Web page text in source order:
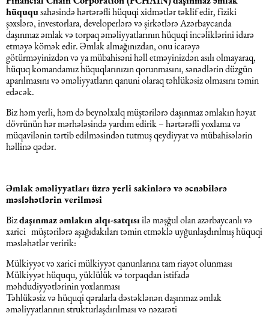
Xəbərlər
Uçotun bərpası
Məsləhət Xidmətləri
Maliyyə hesabatının beynəlxalq
standartları
Hesabatların hazırlanması
1C
Əmək hüququ
Beynəlxalq (özəl) hüquq
Azərbaycanda miqrasiya xidmətləri
Əqli mülkiyyət hüququ
Qanun, məxfilik, gizlilik və təhlükəsizlik
Məhkəmə hüququ
Hüquqi ekspertiza
Neft və qaz hüququ
İnsan Resursların uçotu
Autsorsinq və autstaffinq
Rekrutinq xidmətləri
Employer Of Record
Marketinq xidmətləri
Ticarət marketinq xidmətləri
hüququsahəsində hərtərəfli hüquqi xidmətlər təklif edir, fiziki
şəxslərə, investorlara, developerlərə və şirkətlərə Azərbaycanda
daşınmaz əmlak və torpaq əməliyyatlarının hüquqi incəliklərini idarə
etməyə kömək edir. Əmlak almağınızdan, onu icarəyə
götürməyinizdən və ya mübahisəni həll etməyinizdən asılı olmayaraq,
hüquq komandamız hüquqlarınızın qorunmasını, sənədlərin düzgün
aparılmasını və əməliyyatların qanuni olaraq təhlükəsiz olmasını təmin
edəcək.
Biz həm yerli, həm də beynəlxalq müştərilərə daşınmaz əmlakın həyat
dövrünün hər mərhələsində yardım edirik – hərtərəfli yoxlama və
müqavilənin tərtib edilməsindən tutmuş qeydiyyat və mübahisələrin
həllinə qədər.
Əmlak əməliyyatları üzrə yerli sakinlərə və əcnəbilərə
məsləhətlərin verilməsi
Bizdaşınmaz əmlakın alqı-satqısıilə məşğul olan azərbaycanlı və
xarici müştərilərə aşağıdakıları təmin etməklə uyğunlaşdırılmış hüquqi
məsləhətlər veririk:
Mülkiyyət və xarici mülkiyyət qanunlarına tam riayət olunması
Mülkiyyət hüququ, yüklülük və torpaqdan istifadə
məhdudiyyətlərinin yoxlanması
Təhlükəsiz və hüquqi qəralarla dəstəklənən daşınmaz əmlak
əməliyyatlarının strukturlaşdırılması və nəzarəti